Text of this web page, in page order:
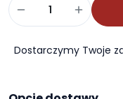
Dostarczymy Twoje